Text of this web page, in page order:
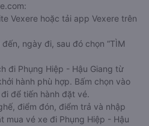
Vexere hoặc tải app Vexere trên
ngày đi, sau đó chọn “TÌM
đi Phụng Hiệp - Hậu Giang từ
hành phù hợp. Bấm chọn vào
để tiến hành đặt vé.
điểm đón, điểm trả và nhập
mua vé xe đi Phụng Hiệp - Hậu